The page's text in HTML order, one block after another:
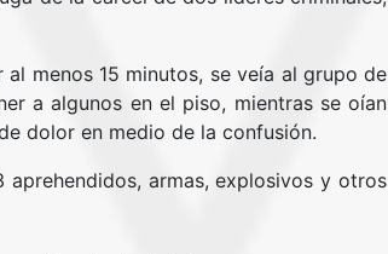
menos 15 minutos, se veía al grupo de
a algunos en el piso, mientras se oían
dolor en medio de la confusión.
armas, explosivos y otros